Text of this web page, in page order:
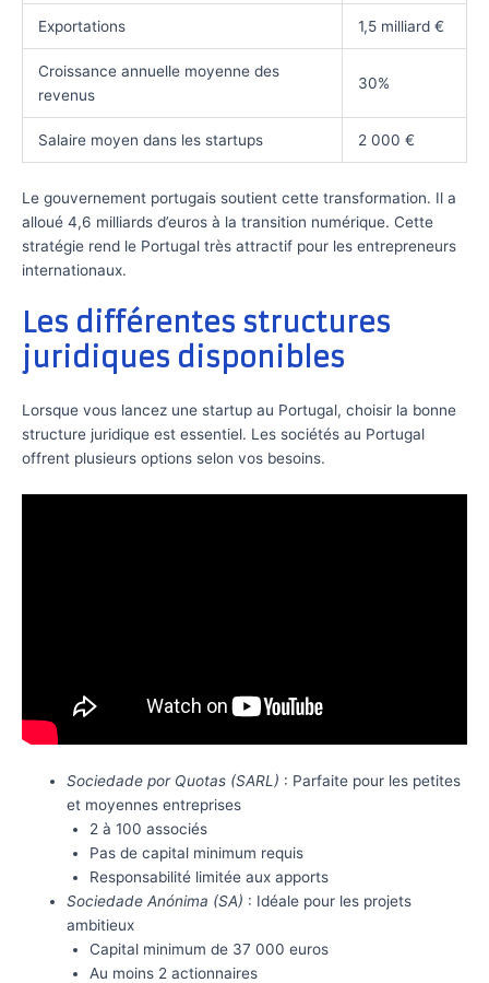
Exportations 1,5 milliard €
Croissance annuelle moyenne des
revenus
30%
Salaire moyen dans les startups 2 000 €
Le gouvernement portugais soutient cette transformation. Il a
alloué 4,6 milliards d’euros à la transition numérique. Cette
stratégie rend le Portugal très attractif pour les entrepreneurs
internationaux.
Les différentes structures
juridiques disponibles
Lorsque vous lancez une startup au Portugal, choisir la bonne
structure juridique est essentiel. Les sociétés au Portugal
offrent plusieurs options selon vos besoins.
Sociedade por Quotas (SARL) : Parfaite pour les petites
et moyennes entreprises
2 à 100 associés
Pas de capital minimum requis
Responsabilité limitée aux apports
Sociedade Anónima (SA) : Idéale pour les projets
ambitieux
Capital minimum de 37 000 euros
Au moins 2 actionnaires